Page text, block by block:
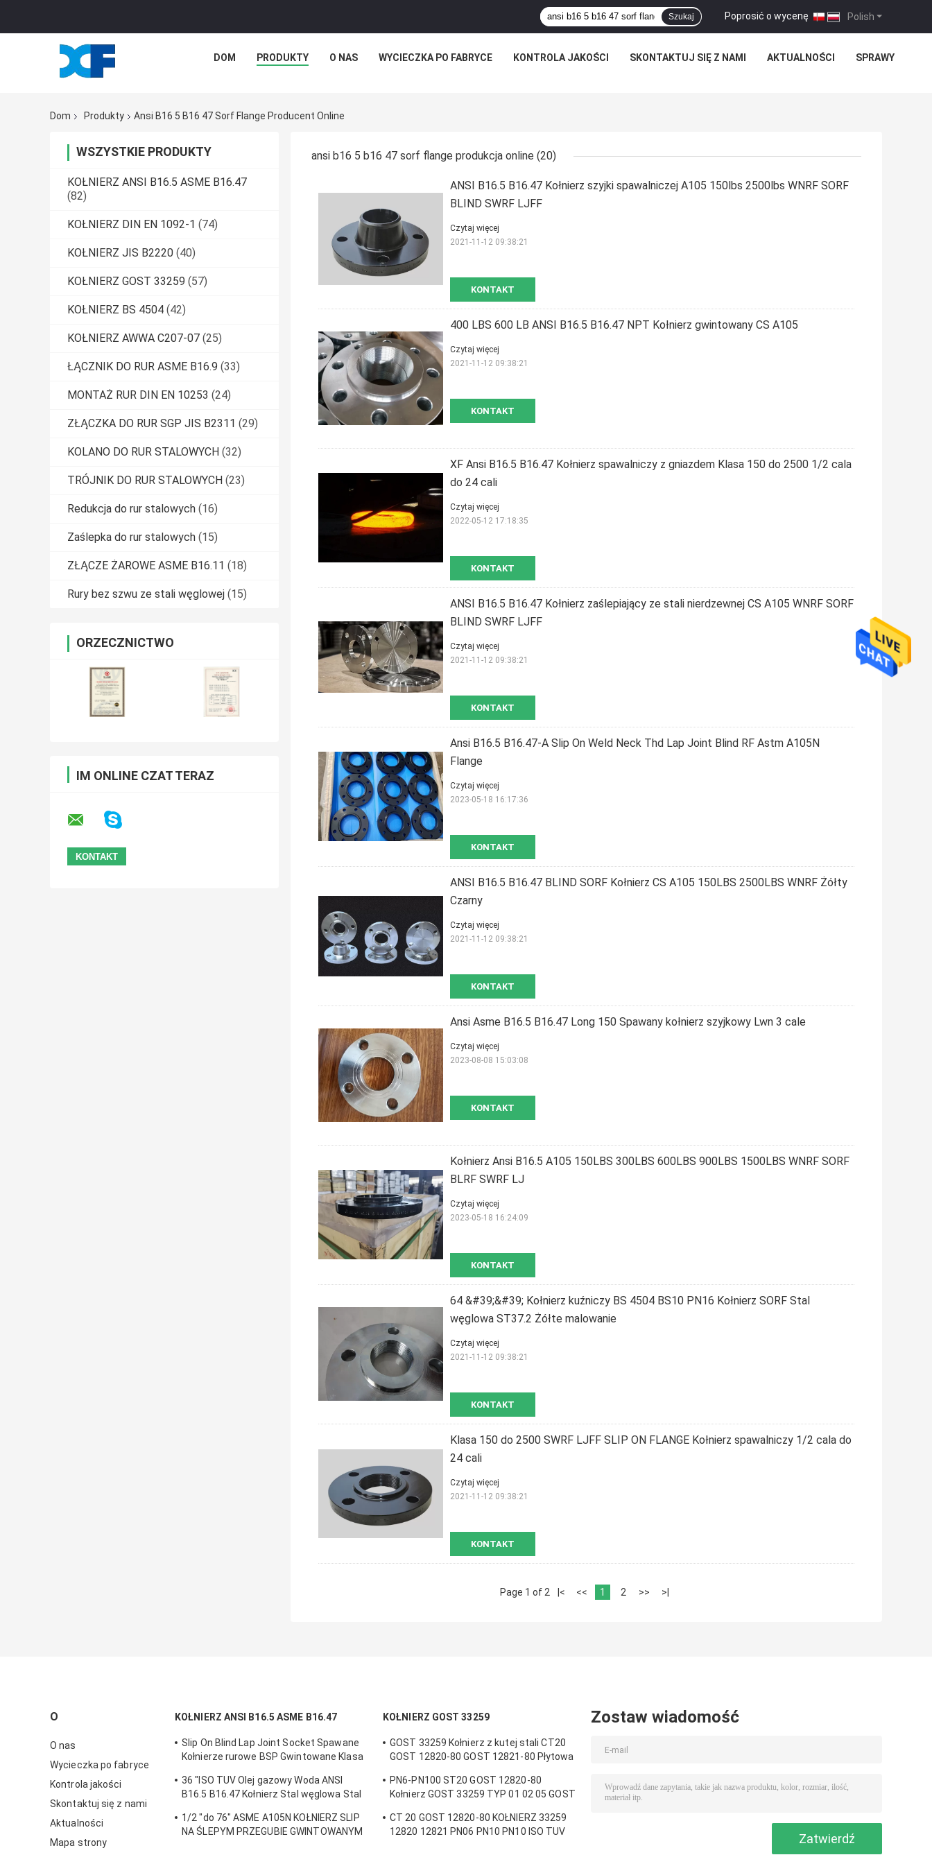
Polish
Poprosić o wycenę |
Szukaj
DOM PRODUKTY O NAS WYCIECZKA PO FABRYCE KONTROLA JAKOŚCI SKONTAKTUJ SIĘ Z NAMI AKTUALNOŚCI SPRAWY
Dom Produkty Ansi B16 5 B16 47 Sorf Flange Producent Online
WSZYSTKIE PRODUKTY
KOŁNIERZ ANSI B16.5 ASME B16.47
(82)
KOŁNIERZ DIN EN 1092-1 (74)
KOŁNIERZ JIS B2220 (40)
KOŁNIERZ GOST 33259 (57)
KOŁNIERZ BS 4504 (42)
KOŁNIERZ AWWA C207-07 (25)
ŁĄCZNIK DO RUR ASME B16.9 (33)
MONTAŻ RUR DIN EN 10253 (24)
ZŁĄCZKA DO RUR SGP JIS B2311 (29)
KOLANO DO RUR STALOWYCH (32)
TRÓJNIK DO RUR STALOWYCH (23)
Redukcja do rur stalowych (16)
Zaślepka do rur stalowych (15)
ZŁĄCZE ŻAROWE ASME B16.11 (18)
Rury bez szwu ze stali węglowej (15)
ORZECZNICTWO
IM ONLINE CZAT TERAZ
ansi b16 5 b16 47 sorf flange produkcja online (20)
ANSI B16.5 B16.47 Kołnierz szyjki spawalniczej A105 150lbs 2500lbs WNRF SORF
BLIND SWRF LJFF
KONTAKT
Czytaj więcej
2021-11-12 09:38:21
400 LBS 600 LB ANSI B16.5 B16.47 NPT Kołnierz gwintowany CS A105
KONTAKT
Czytaj więcej
2021-11-12 09:38:21
XF Ansi B16.5 B16.47 Kołnierz spawalniczy z gniazdem Klasa 150 do 2500 1/2 cala
do 24 cali
KONTAKT
Czytaj więcej
2022-05-12 17:18:35
ANSI B16.5 B16.47 Kołnierz zaślepiający ze stali nierdzewnej CS A105 WNRF SORF
BLIND SWRF LJFF
KONTAKT
Czytaj więcej
2021-11-12 09:38:21
Ansi B16.5 B16.47-A Slip On Weld Neck Thd Lap Joint Blind RF Astm A105N
Flange
KONTAKT
Czytaj więcej
2023-05-18 16:17:36
ANSI B16.5 B16.47 BLIND SORF Kołnierz CS A105 150LBS 2500LBS WNRF Żółty
Czarny
KONTAKT
Czytaj więcej
2021-11-12 09:38:21
Ansi Asme B16.5 B16.47 Long 150 Spawany kołnierz szyjkowy Lwn 3 cale
KONTAKT
Czytaj więcej
2023-08-08 15:03:08
Kołnierz Ansi B16.5 A105 150LBS 300LBS 600LBS 900LBS 1500LBS WNRF SORF
BLRF SWRF LJ
KONTAKT
Czytaj więcej
2023-05-18 16:24:09
64 &#39;&#39; Kołnierz kuźniczy BS 4504 BS10 PN16 Kołnierz SORF Stal
węglowa ST37.2 Żółte malowanie
KONTAKT
Czytaj więcej
2021-11-12 09:38:21
Klasa 150 do 2500 SWRF LJFF SLIP ON FLANGE Kołnierz spawalniczy 1/2 cala do
24 cali
KONTAKT
Czytaj więcej
2021-11-12 09:38:21
Page 1 of 2 |< << 1 2 >> >|
O
O nas
Wycieczka po fabryce
Kontrola jakości
Skontaktuj się z nami
Aktualności
Mapa strony
KOŁNIERZ ANSI B16.5 ASME B16.47
Slip On Blind Lap Joint Socket Spawane
Kołnierze rurowe BSP Gwintowane Klasa
36 "ISO TUV Olej gazowy Woda ANSI
B16.5 B16.47 Kołnierz Stal węglowa Stal
1/2 "do 76" ASME A105N KOŁNIERZ SLIP
NA ŚLEPYM PRZEGUBIE GWINTOWANYM
KOŁNIERZ GOST 33259
GOST 33259 Kołnierz z kutej stali CT20
GOST 12820-80 GOST 12821-80 Płytowa
PN6-PN100 ST20 GOST 12820-80
Kołnierz GOST 33259 TYP 01 02 05 GOST
304/304L,316/316L
СT 20 GOST 12820-80 KOŁNIERZ 33259
12820 12821 PN06 PN10 PN10 ISO TUV
Zostaw wiadomość